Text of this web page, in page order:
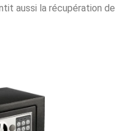
aussi la récupération de